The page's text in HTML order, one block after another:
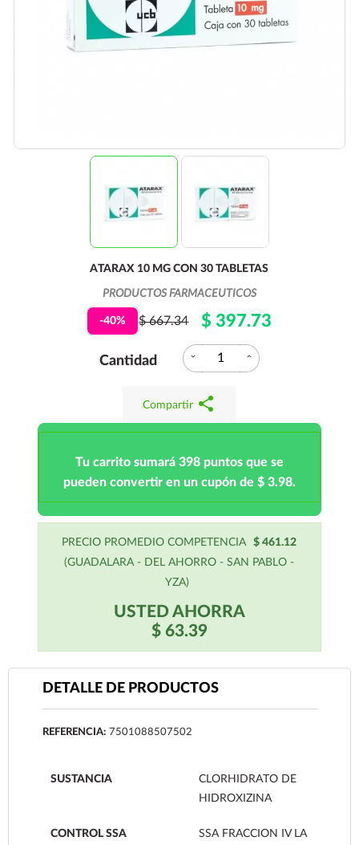
ATARAX 10 MG CON 30 TABLETAS
PRODUCTOS FARMACEUTICOS
-40% $ 667.34 $ 397.73
Cantidad expand_more expand_less
Compartir share
Tu carrito sumará 398 puntos que se
pueden convertir en un cupón de $ 3.98.
PRECIO PROMEDIO COMPETENCIA
$ 461.12
(GUADALARA - DEL AHORRO - SAN PABLO -
YZA)
USTED AHORRA
$ 63.39
DETALLE DE PRODUCTOS
REFERENCIA: 7501088507502
SUSTANCIA
CLORHIDRATO DE
HIDROXIZINA
CONTROL SSA
SSA FRACCION IV LA